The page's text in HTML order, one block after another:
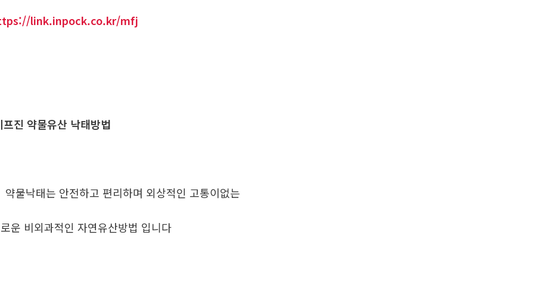
link.inpock.co.kr/mfj
진 약물유산 낙태방법
물낙태는 안전하고 편리하며 외상적인 고통이없는
운 비외과적인 자연유산방법 입니다